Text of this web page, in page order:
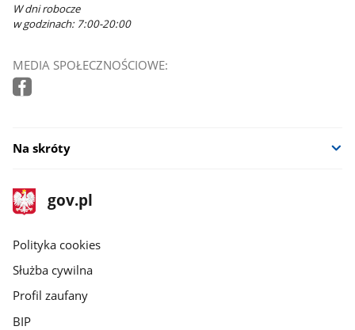
W dni robocze
w godzinach: 7:00-20:00
MEDIA SPOŁECZNOŚCIOWE:
Na skróty
stopka
gov.pl
Strona
gov.pl
gov.pl
Polityka cookies
Służba cywilna
Profil zaufany
BIP